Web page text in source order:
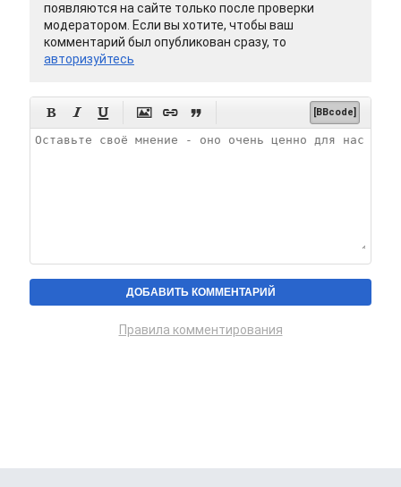
появляются на сайте только после проверки
модератором. Если вы хотите, чтобы ваш
комментарий был опубликован сразу, то
авторизуйтесь
      [BBcode]
Правила комментирования